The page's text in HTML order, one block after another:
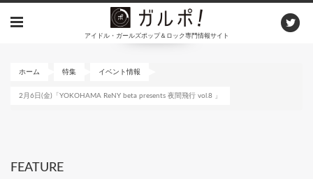
アイドル・ガールズポップ＆ロック専門情報サイト
ホーム 特集 イベント情報
2月6日(金)「YOKOHAMA ReNY beta presents 夜間飛行 vol.8 」
FEATURE